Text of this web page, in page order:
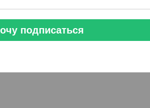
подписаться